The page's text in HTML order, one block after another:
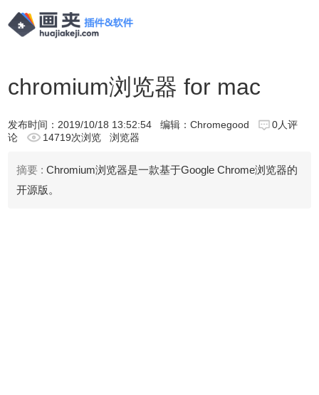
chromium浏览器 for mac
发布时间： 2019/10/18 13:52:54 编辑：Chromegood
0人评
论
14719次浏览 浏览器
摘要 : Chromium浏览器是一款基于Google Chrome浏览器的
开源版。